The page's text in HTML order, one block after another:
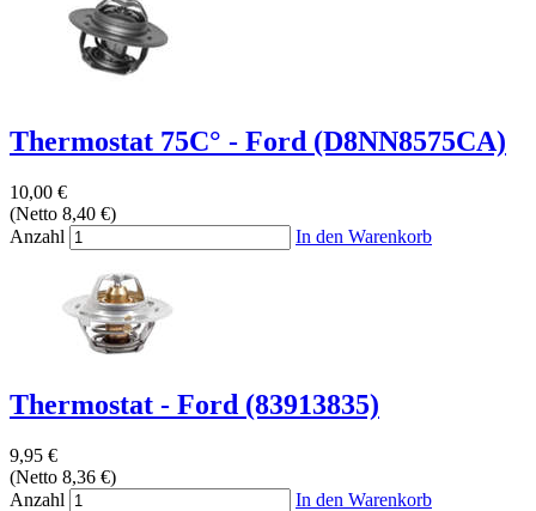
Thermostat 75C° - Ford (D8NN8575CA)
10,00 €
(Netto 8,40 €)
Anzahl
In den Warenkorb
Thermostat - Ford (83913835)
9,95 €
(Netto 8,36 €)
Anzahl
In den Warenkorb